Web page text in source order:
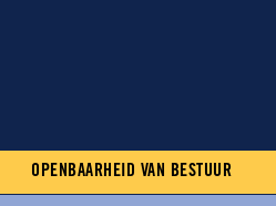
OPENBAARHEID VAN BESTUUR